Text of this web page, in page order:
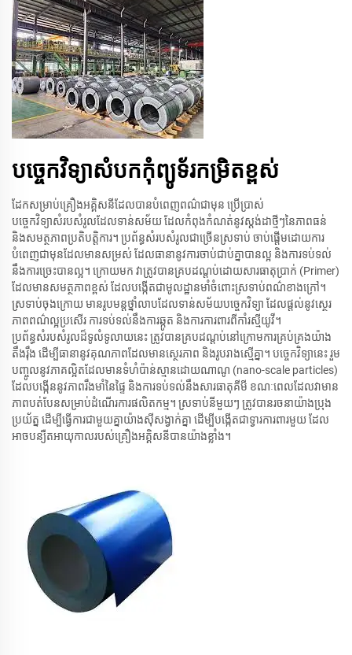
បច្ចេកវិទ្យាសំបកកុំព្យូទ័រកម្រិតខ្ពស់
ដែកសម្រាប់គ្រឿងអគ្គិសនីដែលបានបំពេញពណ៌ជាមុន ប្រើប្រាស់
បច្ចេកវិទ្យាសំរបសំរូលដែលទាន់សម័យ ដែលកំពុងកំណត់នូវស្តង់ដាថ្មីៗនៃភាពធន់
និងសមត្ថភាពប្រតិបត្តិការ។ ប្រព័ន្ធសំរបសំរូលជាច្រើនស្រទាប់ ចាប់ផ្តើមដោយការ
បំពេញជាមុនដែលមានសម្រស់ ដែលធានានូវការចាប់ជាប់គ្នាបានល្អ និងការទប់ទល់
នឹងការច្រេះបានល្អ។ ក្រោយមក វាត្រូវបានគ្របដណ្តប់ដោយសារធាតុប្រាក់ (Primer)
ដែលមានសមត្ថភាពខ្ពស់ ដែលបង្កើតជាមូលដ្ឋានមាំចំពោះស្រទាប់ពណ៌ខាងក្រៅ។
ស្រទាប់ចុងក្រោយ មានរូបមន្តថ្នាំលាបដែលទាន់សម័យបច្ចេកវិទ្យា ដែលផ្តល់នូវស្ថេរ
ភាពពណ៌ល្អប្រសើរ ការទប់ទល់នឹងការឆ្កូត និងការការពារពីកាំរស្មីយូវី។
ប្រព័ន្ធសំរបសំរូលដ៏ទូលំទូលាយនេះ ត្រូវបានគ្របដណ្តប់នៅក្រោមការគ្រប់គ្រងយ៉ាង
តឹងរ៉ឹង ដើម្បីធានានូវគុណភាពដែលមានស្ថេរភាព និងរូបរាងស្មើគ្នា។ បច្ចេកវិទ្យានេះ រួម
បញ្ចូលនូវភាគល្អិតដែលមានទំហំប៉ាន់ស្មានដោយណាណូ (nano-scale particles)
ដែលបង្កើននូវភាពរឹងមាំនៃផ្ទៃ និងការទប់ទល់នឹងសារធាតុគីមី ខណៈពេលដែលវាមាន
ភាពបត់បែនសម្រាប់ដំណើរការផលិតកម្ម។ ស្រទាប់នីមួយៗ ត្រូវបានរចនាយ៉ាងប្រុង
ប្រយ័ត្ន ដើម្បីធ្វើការជាមួយគ្នាយ៉ាងស៊ីសង្វាក់គ្នា ដើម្បីបង្កើតជាទ្វារការពារមួយ ដែល
អាចបន្យឺតអាយុកាលរបស់គ្រឿងអគ្គិសនីបានយ៉ាងខ្លាំង។